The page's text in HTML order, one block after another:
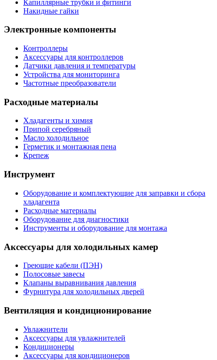
Капиллярные трубки и фитинги
Накидные гайки
Электронные компоненты
Контроллеры
Аксессуары для контроллеров
Датчики давления и температуры
Устройства для мониторинга
Частотные преобразователи
Расходные материалы
Хладагенты и химия
Припой серебряный
Масло холодильное
Герметик и монтажная пена
Крепеж
Инструмент
Оборудование и комплектующие для заправки и сбора
хладагента
Расходные материалы
Оборудование для диагностики
Инструменты и оборудование для монтажа
Аксессуары для холодильных камер
Греющие кабели (ПЭН)
Полосовые завесы
Клапаны выравнивания давления
Фурнитура для холодильных дверей
Вентиляция и кондиционирование
Увлажнители
Аксессуары для увлажнителей
Кондиционеры
Аксессуары для кондиционеров